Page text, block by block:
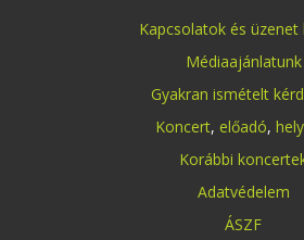
Kapcsolatok és üzenet
Médiaajánlatunk
Gyakran ismételt
Koncert, előadó,
Korábbi
Adatvédelem
ÁSZF